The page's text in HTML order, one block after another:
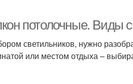
потолочные. Виды
светильников, нужно
или местом отдыха –